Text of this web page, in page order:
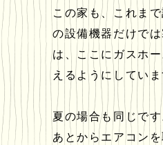
この家も、これま
の設備機器だけで
は、ここにガスホ
えるようにしてい
夏の場合も同じで
あとからエアコン